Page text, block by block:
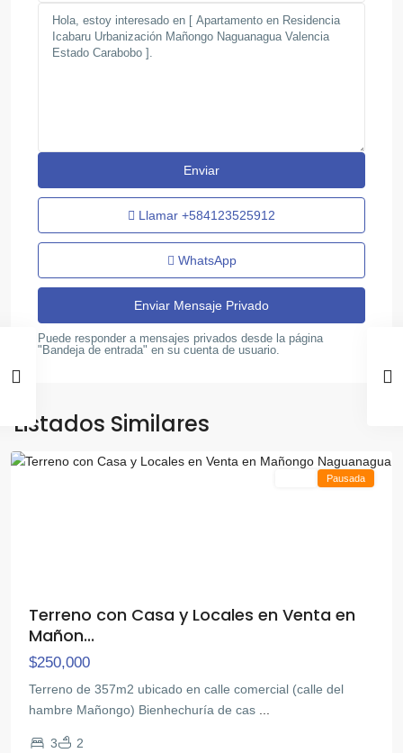
Llamar +584123525912
WhatsApp
Puede responder a mensajes privados desde la página
"Bandeja de entrada" en su cuenta de usuario.
Listados Similares
Mañongo
Naguanagua
Pausada
Terreno con Casa y Locales en Venta en
Mañon...
$250,000
Terreno de 357m2 ubicado en calle comercial (calle del
hambre Mañongo) Bienhechuría de cas
3 2